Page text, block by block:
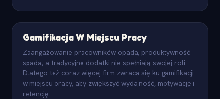
Gamifikacja W Miejscu Pracy
Zaangażowanie pracowników opada, produktywność
spada, a tradycyjne dodatki nie spełniają swojej roli.
Dlatego też coraz więcej firm zwraca się ku gamifikacji
w miejscu pracy, aby zwiększyć wydajność, motywację i
retencję.